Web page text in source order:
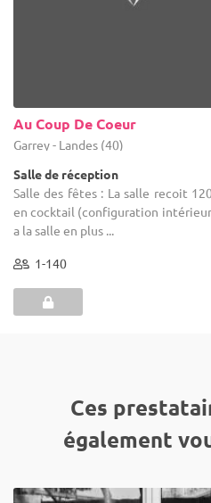
Au Coup De Coeur
Garrey - Landes (40)
Salle de réception
Salle des fêtes : La salle recoit
en cocktail (configuration
a la salle en plus ...
1-140
Ces
également